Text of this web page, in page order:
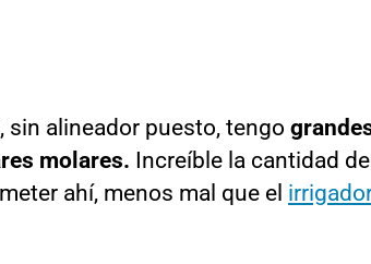
sin alineador puesto, tengo
molares. Increíble la cantidad de
ahí, menos mal que el